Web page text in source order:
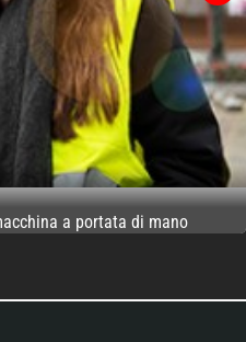
a portata di mano